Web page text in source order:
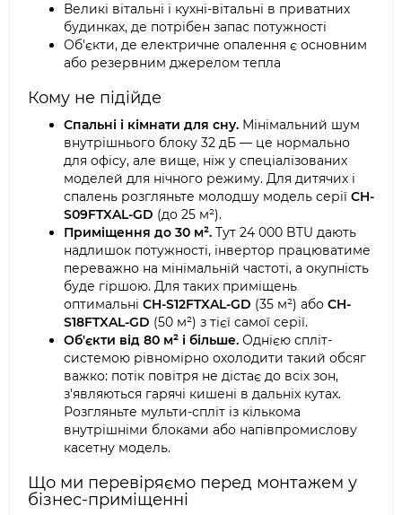
Великі вітальні і кухні-вітальні в приватних
будинках, де потрібен запас потужності
Об'єкти, де електричне опалення є основним
або резервним джерелом тепла
Кому не підійде
Спальні і кімнати для сну. Мінімальний шум
внутрішнього блоку 32 дБ — це нормально
для офісу, але вище, ніж у спеціалізованих
моделей для нічного режиму. Для дитячих і
спалень розгляньте молодшу модель серії CH-
S09FTXAL-GD (до 25 м²).
Приміщення до 30 м². Тут 24 000 BTU дають
надлишок потужності, інвертор працюватиме
переважно на мінімальній частоті, а окупність
буде гіршою. Для таких приміщень
оптимальні CH-S12FTXAL-GD (35 м²) або CH-
S18FTXAL-GD (50 м²) з тієї самої серії.
Об'єкти від 80 м² і більше. Однією спліт-
системою рівномірно охолодити такий обсяг
важко: потік повітря не дістає до всіх зон,
з'являються гарячі кишені в дальніх кутах.
Розгляньте мульти-спліт із кількома
внутрішніми блоками або напівпромислову
касетну модель.
Що ми перевіряємо перед монтажем у
бізнес-приміщенні